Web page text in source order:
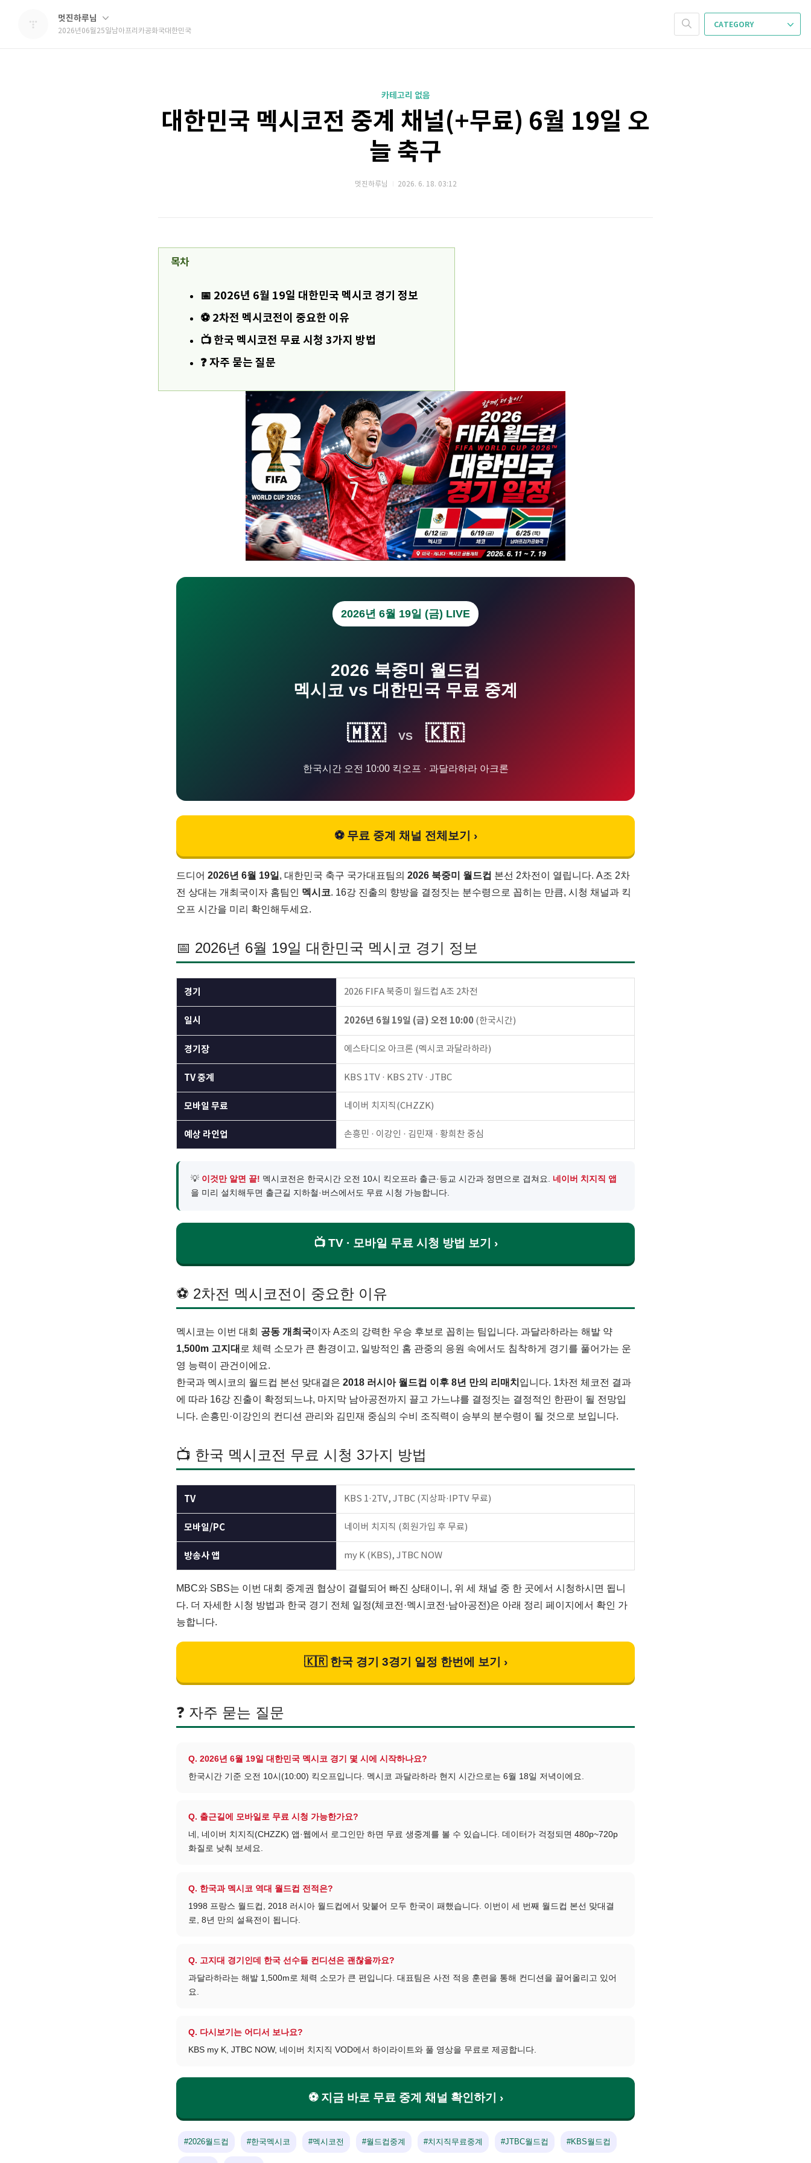
멋진하루님
2026년06월25일남아프리카공화국대한민국
CATEGORY
카테고리 없음
대한민국 멕시코전 중계 채널(+무료) 6월 19일 오
늘 축구
멋진하루님 2026. 6. 18. 03:12
목차
📅 2026년 6월 19일 대한민국 멕시코 경기 정보
⚽ 2차전 멕시코전이 중요한 이유
📺 한국 멕시코전 무료 시청 3가지 방법
❓ 자주 묻는 질문
2026년 6월 19일 (금) LIVE
2026 북중미 월드컵
멕시코 vs 대한민국 무료 중계
🇲🇽 VS 🇰🇷
한국시간 오전 10:00 킥오프 · 과달라하라 아크론
⚽ 무료 중계 채널 전체보기 ›
드디어 2026년 6월 19일 , 대한민국 축구 국가대표팀의 2026 북중미 월드컵 본선 2차전이 열립니다. A조 2차
전 상대는 개최국이자 홈팀인 멕시코. 16강 진출의 향방을 결정짓는 분수령으로 꼽히는 만큼, 시청 채널과 킥
오프 시간을 미리 확인해두세요.
📅 2026년 6월 19일 대한민국 멕시코 경기 정보
경기 2026 FIFA 북중미 월드컵 A조 2차전
일시 2026년 6월 19일 (금) 오전 10:00 (한국시간)
경기장 에스타디오 아크론 (멕시코 과달라하라)
TV 중계 KBS 1TV · KBS 2TV · JTBC
모바일 무료 네이버 치지직(CHZZK)
예상 라인업 손흥민 · 이강인 · 김민재 · 황희찬 중심
💡 이것만 알면 끝! 멕시코전은 한국시간 오전 10시 킥오프라 출근·등교 시간과 정면으로 겹쳐요. 네이버 치지직 앱
을 미리 설치해두면 출근길 지하철·버스에서도 무료 시청 가능합니다.
📺 TV · 모바일 무료 시청 방법 보기 ›
⚽ 2차전 멕시코전이 중요한 이유
멕시코는 이번 대회 공동 개최국이자 A조의 강력한 우승 후보로 꼽히는 팀입니다. 과달라하라는 해발 약
1,500m 고지대 로 체력 소모가 큰 환경이고, 일방적인 홈 관중의 응원 속에서도 침착하게 경기를 풀어가는 운
영 능력이 관건이에요.
한국과 멕시코의 월드컵 본선 맞대결은 2018 러시아 월드컵 이후 8년 만의 리매치 입니다. 1차전 체코전 결과
에 따라 16강 진출이 확정되느냐, 마지막 남아공전까지 끌고 가느냐를 결정짓는 결정적인 한판이 될 전망입
니다. 손흥민·이강인의 컨디션 관리와 김민재 중심의 수비 조직력이 승부의 분수령이 될 것으로 보입니다.
📺 한국 멕시코전 무료 시청 3가지 방법
TV KBS 1·2TV, JTBC (지상파·IPTV 무료)
모바일/PC 네이버 치지직 (회원가입 후 무료)
방송사 앱 my K (KBS), JTBC NOW
MBC와 SBS는 이번 대회 중계권 협상이 결렬되어 빠진 상태이니, 위 세 채널 중 한 곳에서 시청하시면 됩니
다. 더 자세한 시청 방법과 한국 경기 전체 일정(체코전·멕시코전·남아공전)은 아래 정리 페이지에서 확인 가
능합니다.
🇰🇷 한국 경기 3경기 일정 한번에 보기 ›
❓ 자주 묻는 질문
Q. 2026년 6월 19일 대한민국 멕시코 경기 몇 시에 시작하나요?
한국시간 기준 오전 10시(10:00) 킥오프입니다. 멕시코 과달라하라 현지 시간으로는 6월 18일 저녁이에요.
Q. 출근길에 모바일로 무료 시청 가능한가요?
네, 네이버 치지직(CHZZK) 앱·웹에서 로그인만 하면 무료 생중계를 볼 수 있습니다. 데이터가 걱정되면 480p~720p
화질로 낮춰 보세요.
Q. 한국과 멕시코 역대 월드컵 전적은?
1998 프랑스 월드컵, 2018 러시아 월드컵에서 맞붙어 모두 한국이 패했습니다. 이번이 세 번째 월드컵 본선 맞대결
로, 8년 만의 설욕전이 됩니다.
Q. 고지대 경기인데 한국 선수들 컨디션은 괜찮을까요?
과달라하라는 해발 1,500m로 체력 소모가 큰 편입니다. 대표팀은 사전 적응 훈련을 통해 컨디션을 끌어올리고 있어
요.
Q. 다시보기는 어디서 보나요?
KBS my K, JTBC NOW, 네이버 치지직 VOD에서 하이라이트와 풀 영상을 무료로 제공합니다.
⚽ 지금 바로 무료 중계 채널 확인하기 ›
#2026월드컵 #한국멕시코 #멕시코전 #월드컵중계 #치지직무료중계 #JTBC월드컵 #KBS월드컵